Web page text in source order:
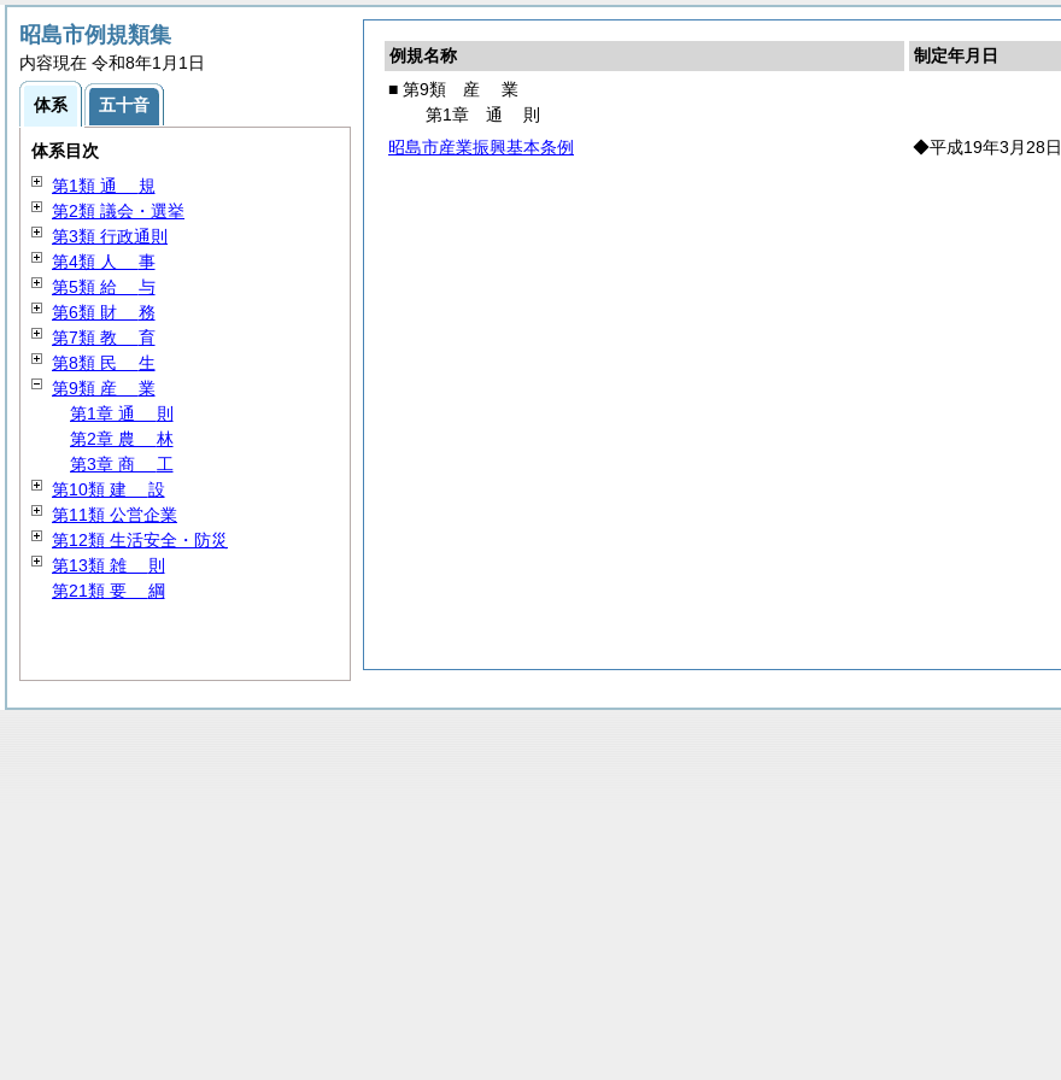
例規名称 制定年月日
■ 第9類 産 業
第1章 通 則
昭島市産業振興基本条例
◆平成19年3月28日
昭島市例規類集
内容現在 令和8年1月1日
体系 五十音
体系目次
第1類 通 規
第2類 議会・選挙
第3類 行政通則
第4類 人 事
第5類 給 与
第6類 財 務
第7類 教 育
第8類 民 生
第9類 産 業
第1章 通 則
第2章 農 林
第3章 商 工
第10類 建 設
第11類 公営企業
第12類 生活安全・防災
第13類 雑 則
第21類 要 綱